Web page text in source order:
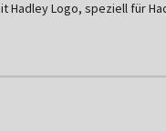
Hadley Logo, speziell für